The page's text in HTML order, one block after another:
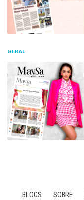
GERAL
BLOGS SOBRE